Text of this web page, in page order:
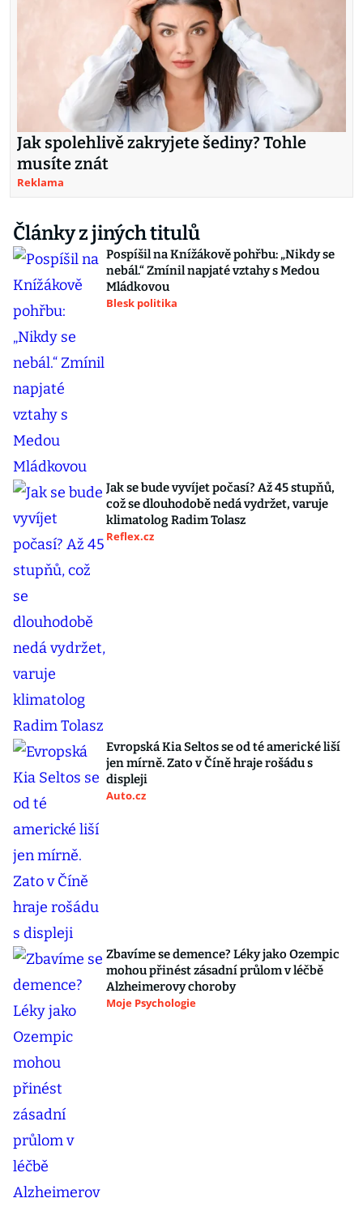
Jak spolehlivě zakryjete šediny? Tohle
musíte znát
Reklama
Články z jiných titulů
Pospíšil na Knížákově pohřbu: „Nikdy se
nebál.“ Zmínil napjaté vztahy s Medou
Mládkovou
Blesk politika
Jak se bude vyvíjet počasí? Až 45 stupňů,
což se dlouhodobě nedá vydržet, varuje
klimatolog Radim Tolasz
Reflex.cz
Evropská Kia Seltos se od té americké liší
jen mírně. Zato v Číně hraje rošádu s
displeji
Auto.cz
Zbavíme se demence? Léky jako Ozempic
mohou přinést zásadní průlom v léčbě
Alzheimerovy choroby
Moje Psychologie